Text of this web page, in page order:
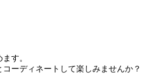
す。
ーディネートして楽しみませんか？